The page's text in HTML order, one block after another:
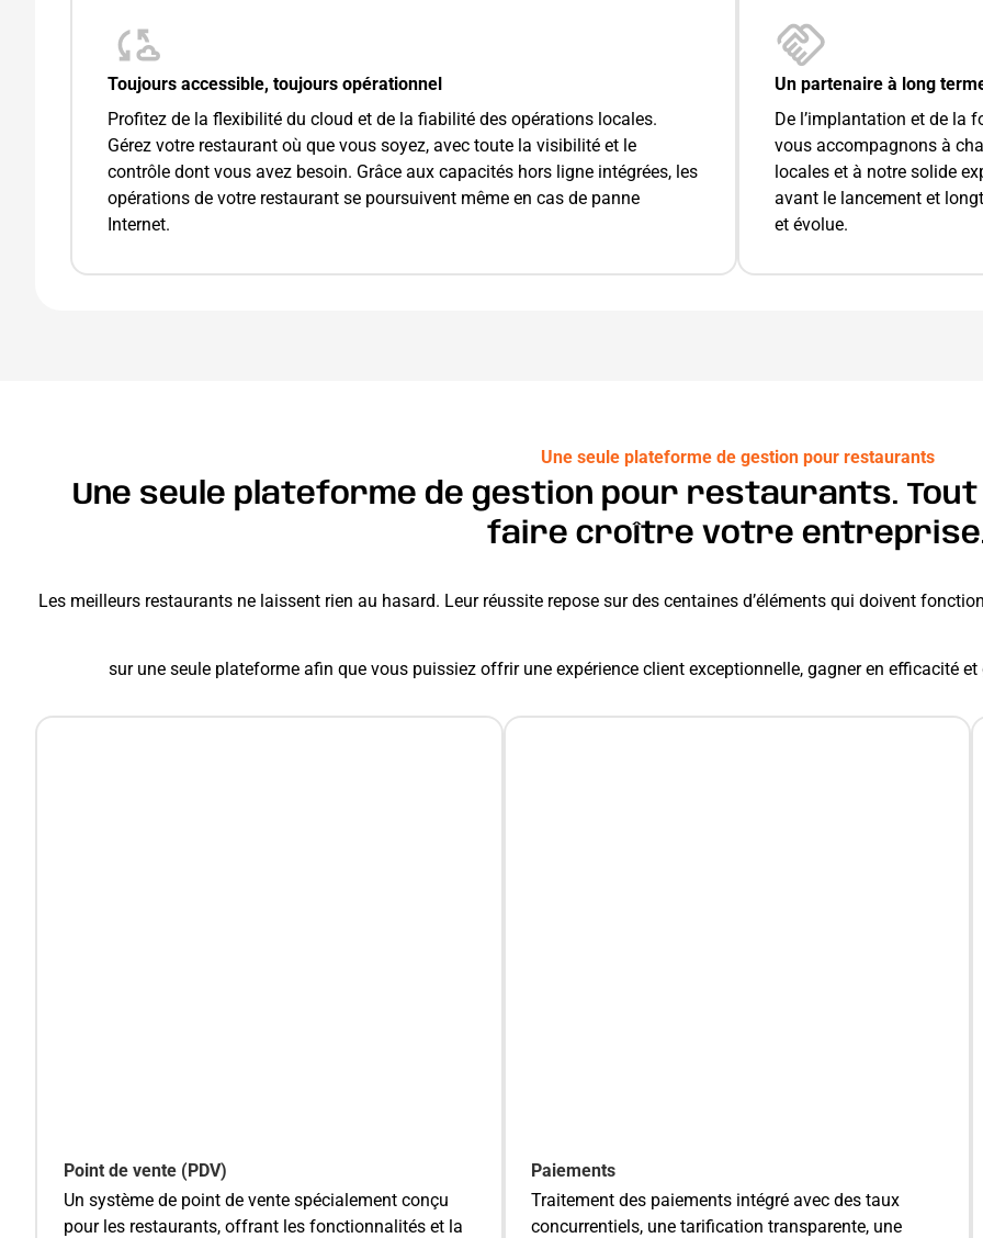
Toujours accessible, toujours opérationnel
Profitez de la flexibilité du cloud et de la fiabilité des opérations locales.
Gérez votre restaurant où que vous soyez, avec toute la visibilité et le
contrôle dont vous avez besoin. Grâce aux capacités hors ligne intégrées, les
opérations de votre restaurant se poursuivent même en cas de panne
Internet.
Un partenaire à long
De l’implantation et de la
vous accompagnons à
locales et à notre solide
avant le lancement et
et évolue.
Une seule plateforme de gestion pour restaurants
Une seule plateforme de gestion pour restaurants.
faire croître votre
Les meilleurs restaurants ne laissent rien au hasard. Leur réussite repose sur des centaines d’éléments qui doivent
sur une seule plateforme afin que vous puissiez offrir une expérience client exceptionnelle, gagner en efficacité
Point de vente (PDV)
Un système de point de vente spécialement conçu
pour les restaurants, offrant les fonctionnalités et la
Paiements
Traitement des paiements intégré avec des taux
concurrentiels, une tarification transparente, une